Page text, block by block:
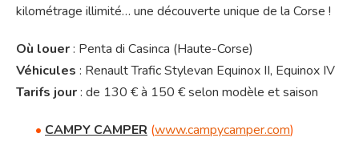
kilométrage illimité… une découverte unique de la Corse !
Où louer: Penta di Casinca (Haute-Corse)
Véhicules : Renault Trafic Stylevan Equinox II, Equinox IV
Tarifs jour: de 130 € à 150 € selon modèle et saison
• CAMPY CAMPER (www.campycamper.com)